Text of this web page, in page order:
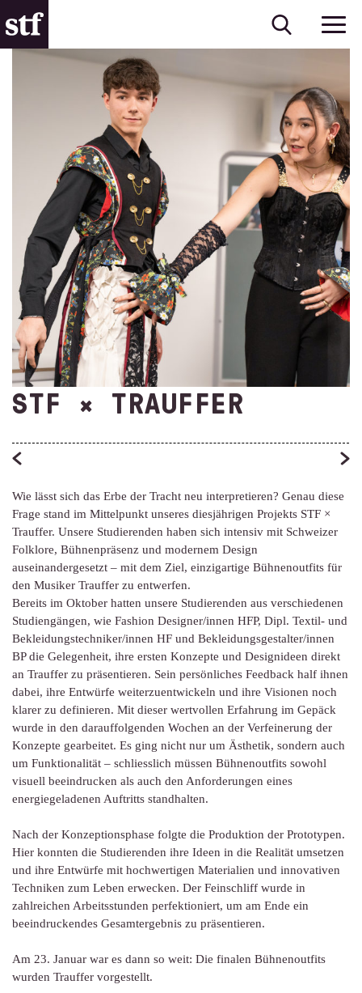
STF × TRAUFFER
Wie lässt sich das Erbe der Tracht neu interpretieren? Genau diese
Frage stand im Mittelpunkt unseres diesjährigen Projekts STF ×
Trauffer. Unsere Studierenden haben sich intensiv mit Schweizer
Folklore, Bühnenpräsenz und modernem Design
auseinandergesetzt – mit dem Ziel, einzigartige Bühnenoutfits für
den Musiker Trauffer zu entwerfen.
Bereits im Oktober hatten unsere Studierenden aus verschiedenen
Studiengängen, wie Fashion Designer/innen HFP, Dipl. Textil- und
Bekleidungstechniker/innen HF und Bekleidungsgestalter/innen
BP die Gelegenheit, ihre ersten Konzepte und Designideen direkt
an Trauffer zu präsentieren. Sein persönliches Feedback half ihnen
dabei, ihre Entwürfe weiterzuentwickeln und ihre Visionen noch
klarer zu definieren. Mit dieser wertvollen Erfahrung im Gepäck
wurde in den darauffolgenden Wochen an der Verfeinerung der
Konzepte gearbeitet. Es ging nicht nur um Ästhetik, sondern auch
um Funktionalität – schliesslich müssen Bühnenoutfits sowohl
visuell beeindrucken als auch den Anforderungen eines
energiegeladenen Auftritts standhalten.
Nach der Konzeptionsphase folgte die Produktion der Prototypen.
Hier konnten die Studierenden ihre Ideen in die Realität umsetzen
und ihre Entwürfe mit hochwertigen Materialien und innovativen
Techniken zum Leben erwecken. Der Feinschliff wurde in
zahlreichen Arbeitsstunden perfektioniert, um am Ende ein
beeindruckendes Gesamtergebnis zu präsentieren.
Am 23. Januar war es dann so weit: Die finalen Bühnenoutfits
wurden Trauffer vorgestellt.